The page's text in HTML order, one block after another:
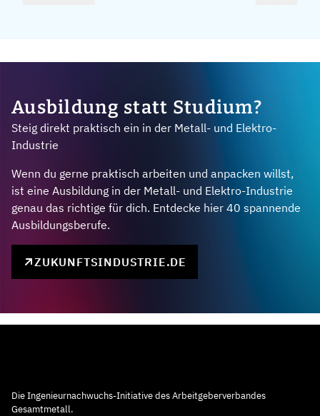
Ausbildung statt Studium?
Steig direkt praktisch ein in der Metall- und Elektro-
Industrie
Wenn du gerne praktisch arbeiten und anpacken willst,
ist eine Ausbildung in der Metall- und Elektro-Industrie
genau das richtige für dich. Entdecke hier 40 spannende
Ausbildungsberufe.
ZUKUNFTSINDUSTRIE.DE
Die Ingenieurnachwuchs-Initiative des Arbeitgeberverbandes
Gesamtmetall.